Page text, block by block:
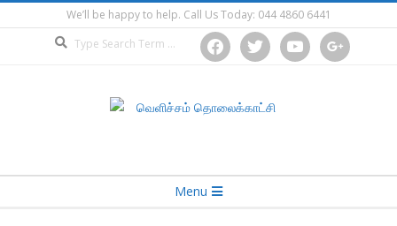
to
We’ll be happy to help. Call Us Today: 044 4860 6441
facebooktwitter youtube google
Menu